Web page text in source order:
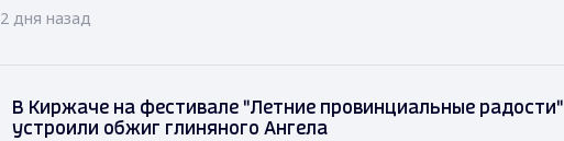
2 дня назад
В Киржаче на фестивале "Летние провинциальные радости"
устроили обжиг глиняного Ангела